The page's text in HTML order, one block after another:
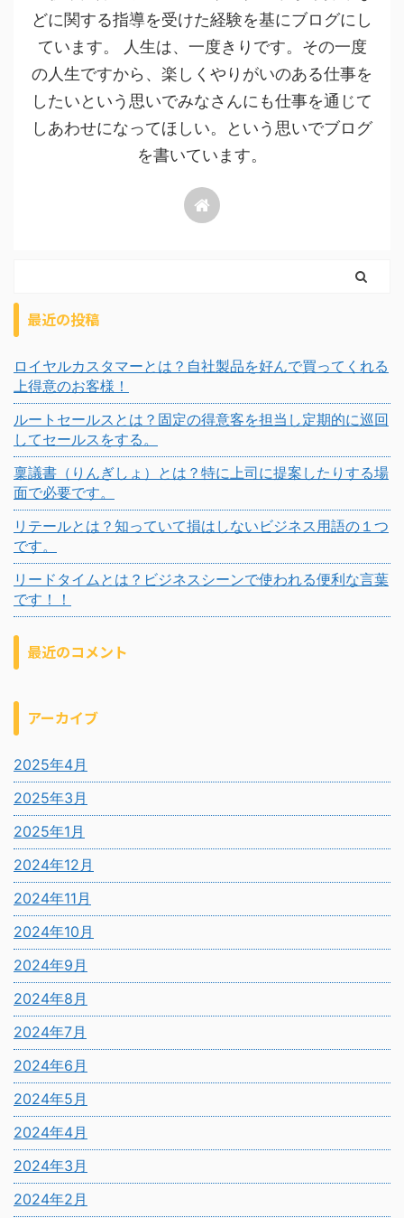
どに関する指導を受けた経験を基にブログにし
ています。 人生は、一度きりです。その一度
の人生ですから、楽しくやりがいのある仕事を
したいという思いでみなさんにも仕事を通じて
しあわせになってほしい。という思いでブログ
を書いています。
最近の投稿
ロイヤルカスタマーとは？自社製品を好んで買ってくれる
上得意のお客様！
ルートセールスとは？固定の得意客を担当し定期的に巡回
してセールスをする。
稟議書（りんぎしょ）とは？特に上司に提案したりする場
面で必要です。
リテールとは？知っていて損はしないビジネス用語の１つ
です。
リードタイムとは？ビジネスシーンで使われる便利な言葉
です！！
最近のコメント
アーカイブ
2025年4月
2025年3月
2025年1月
2024年12月
2024年11月
2024年10月
2024年9月
2024年8月
2024年7月
2024年6月
2024年5月
2024年4月
2024年3月
2024年2月